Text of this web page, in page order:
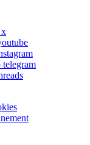
x
telegram